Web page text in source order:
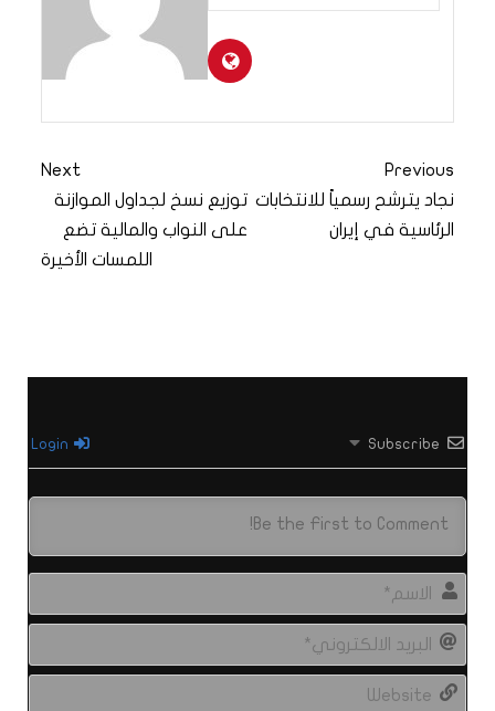
Previous
نجاد يترشح رسمياً للانتخابات
الرئاسية في إيران
Next
توزيع نسخ لجداول الموازنة
على النواب والمالية تضع
اللمسات الأخيرة
Subscribe